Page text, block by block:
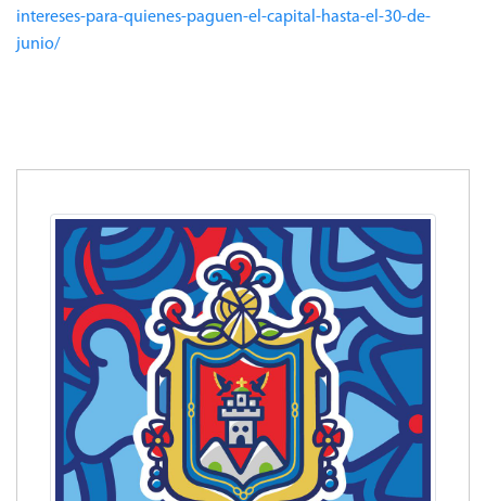
intereses-para-quienes-paguen-el-capital-hasta-el-30-de-
junio/